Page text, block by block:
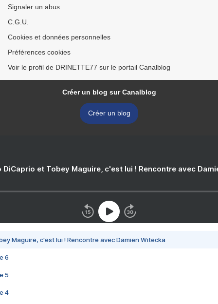
Signaler un abus
C.G.U.
Cookies et données personnelles
Préférences cookies
Voir le profil de DRINETTE77 sur le portail Canalblog
Créer un blog sur Canalblog
Créer un blog
DiCaprio et Tobey Maguire, c'est lui ! Rencontre avec
Maguire, c'est lui ! Rencontre avec Damien Witecka
6
5
4